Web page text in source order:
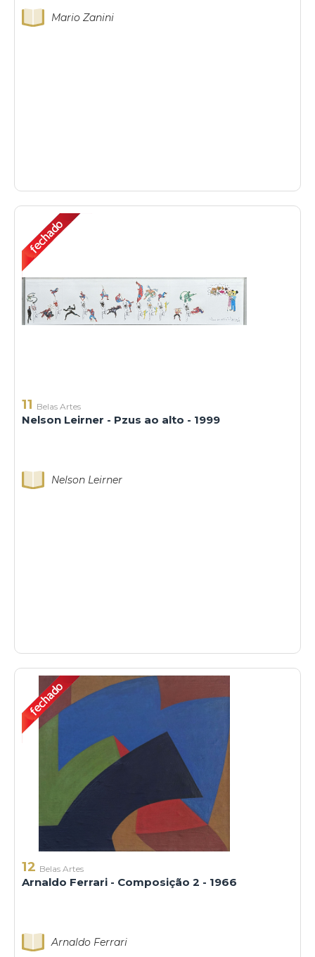
Mario Zanini
11 Belas Artes
Nelson Leirner - Pzus ao alto - 1999
Nelson Leirner
12 Belas Artes
Arnaldo Ferrari - Composição 2 - 1966
Arnaldo Ferrari